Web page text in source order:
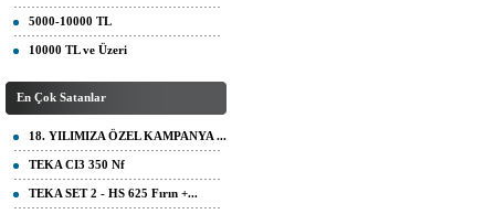
5000-10000 TL
10000 TL ve Üzeri
En Çok Satanlar
18. YILIMIZA ÖZEL KAMPANYA ...
TEKA CI3 350 Nf
TEKA SET 2 - HS 625 Fırın +...